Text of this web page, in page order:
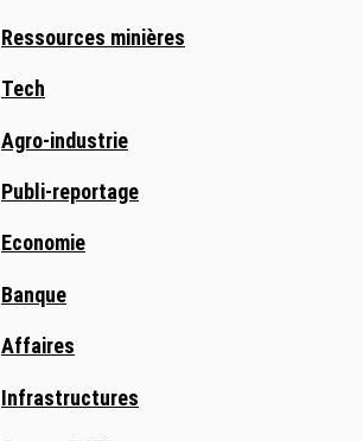
Ressources minières
Tech
Agro-industrie
Publi-reportage
Economie
Banque
Affaires
Infrastructures